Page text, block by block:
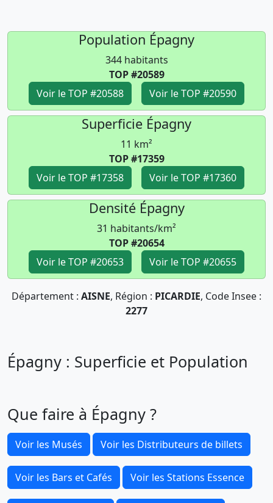
Population Épagny
344 habitants
TOP #20589
Voir le TOP #20588
Voir le TOP #20590
Superficie Épagny
11 km²
TOP #17359
Voir le TOP #17358
Voir le TOP #17360
Densité Épagny
31 habitants/km²
TOP #20654
Voir le TOP #20653
Voir le TOP #20655
Département : AISNE, Région : PICARDIE, Code Insee :
2277
Épagny : Superficie et Population
Que faire à Épagny ?
Voir les Musés Voir les Distributeurs de billets
Voir les Bars et Cafés Voir les Stations Essence